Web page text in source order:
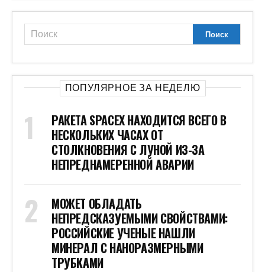
ПОПУЛЯРНОЕ ЗА НЕДЕЛЮ
РАКЕТА SPACEX НАХОДИТСЯ ВСЕГО В
НЕСКОЛЬКИХ ЧАСАХ ОТ
СТОЛКНОВЕНИЯ С ЛУНОЙ ИЗ-ЗА
НЕПРЕДНАМЕРЕННОЙ АВАРИИ
МОЖЕТ ОБЛАДАТЬ
НЕПРЕДСКАЗУЕМЫМИ СВОЙСТВАМИ:
РОССИЙСКИЕ УЧЕНЫЕ НАШЛИ
МИНЕРАЛ С НАНОРАЗМЕРНЫМИ
ТРУБКАМИ